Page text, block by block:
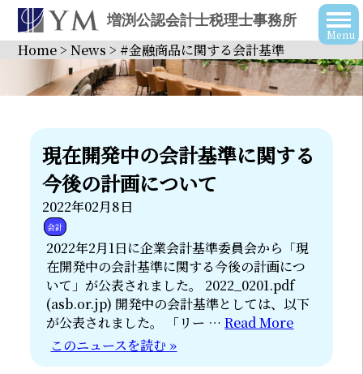
増渕公認会計士税理士事務所
Home>News > #金融商品に関する会計基準
現在開発中の会計基準に関する
今後の計画について
2022年02月8日
会計
2022年2月1日に企業会計基準委員会から「現
在開発中の会計基準に関する今後の計画につ
いて」が公表されました。 2022_0201.pdf
(asb.or.jp) 開発中の会計基準としては、以下
が公表されました。 「リー …Read More
このニュースを読む »